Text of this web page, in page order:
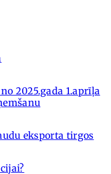
2025.gada 1.aprīļa
eksporta tirgos